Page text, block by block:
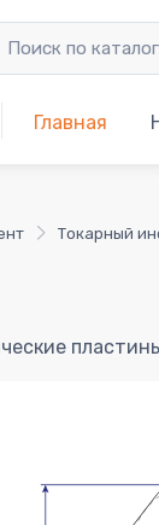
Главная
Токарный